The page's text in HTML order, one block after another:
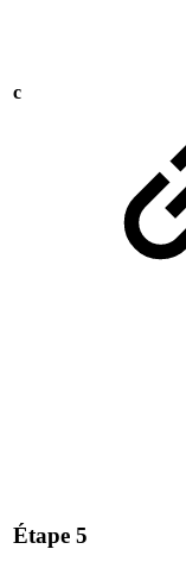
c
Étape 5